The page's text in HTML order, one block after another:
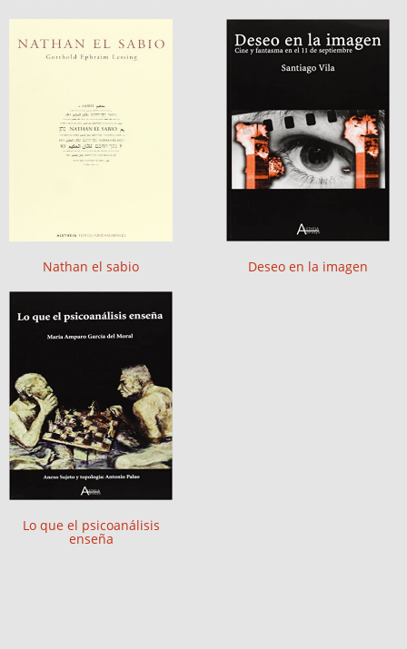
Nathan el sabio Deseo en la imagen
Lo que el psicoanálisis
enseña